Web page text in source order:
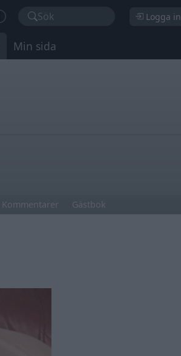
Sök Logga in
Min sida
Kommentarer Gästbok